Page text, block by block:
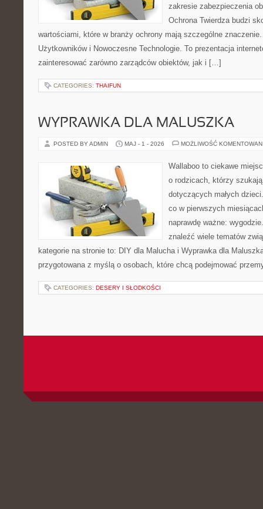
zakresie zabezpieczenia
Ochrona Twierdza budzi
wartościami, które w branży ochrony mają szczególne
Użytkowników i Nowoczesne Technologie. To prezentacja
zainteresować zarówno zarządców obiektów, jak i […]
CATEGORIES: THAIFUN
WYPRAWKA DLA MALUSZKA
POSTED BY ADMIN MAJ - 1 - 2026 MOŻLIWOŚĆ
Wallaboo to ciekawe
o rodzicach, którzy
dotyczących małych
co w pierwszych
naprawdę ważne:
znaleźć wiele tematów
kategorie na stronie to: DIY dla Malucha i Wyprawka dla
przygotowana z myślą o osobach, które chcą podejmować
CATEGORIES: DESERY I SŁODKOŚCI